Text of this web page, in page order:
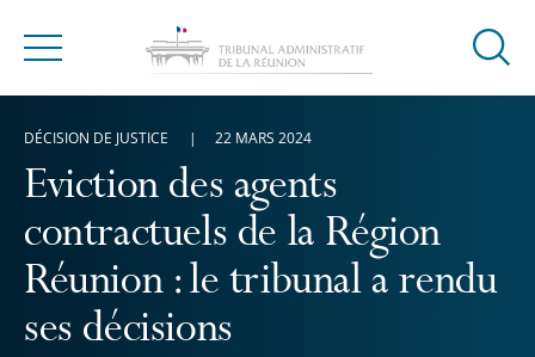
Menu
Ouvrir
Eviction des agents
contractuels de la Région
Réunion : le tribunal a rendu
ses décisions
DÉCISION DE JUSTICE 22 MARS 2024